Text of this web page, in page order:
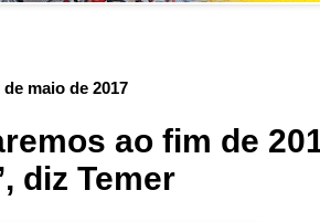
maio de 2017
ao fim de
diz Temer